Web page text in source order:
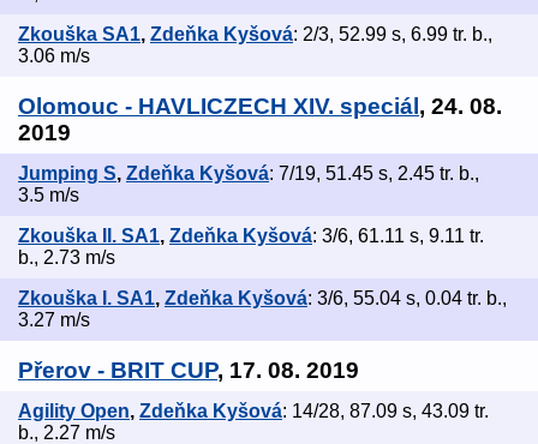
Zkouška SA1, Zdeňka Kyšová: 2/3, 52.99 s, 6.99 tr. b.,
3.06 m/s
Olomouc - HAVLICZECH XIV. speciál, 24. 08.
2019
Jumping S, Zdeňka Kyšová: 7/19, 51.45 s, 2.45 tr. b.,
3.5 m/s
Zkouška II. SA1, Zdeňka Kyšová: 3/6, 61.11 s, 9.11 tr.
b., 2.73 m/s
Zkouška I. SA1, Zdeňka Kyšová: 3/6, 55.04 s, 0.04 tr. b.,
3.27 m/s
Přerov - BRIT CUP, 17. 08. 2019
Agility Open, Zdeňka Kyšová: 14/28, 87.09 s, 43.09 tr.
b., 2.27 m/s